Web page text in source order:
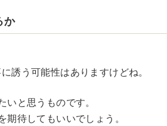
か
誘う可能性はありますけどね。
と思うものです。
待してもいいでしょう。